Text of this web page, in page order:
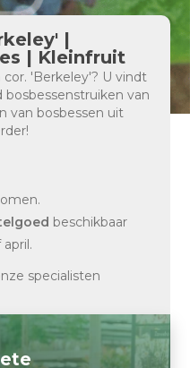
|
| Kleinfruit
'Berkeley'? U vindt
van
van bosbessen uit
beschikbaar
specialisten